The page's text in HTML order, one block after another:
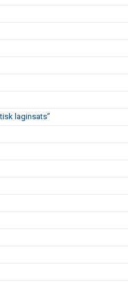
laginsats”